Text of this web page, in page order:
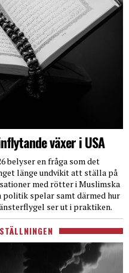
växer i USA
belyser en fråga som det
länge undvikit att ställa på
med rötter i Muslimska
politik spelar samt därmed hur
ser ut i praktiken.